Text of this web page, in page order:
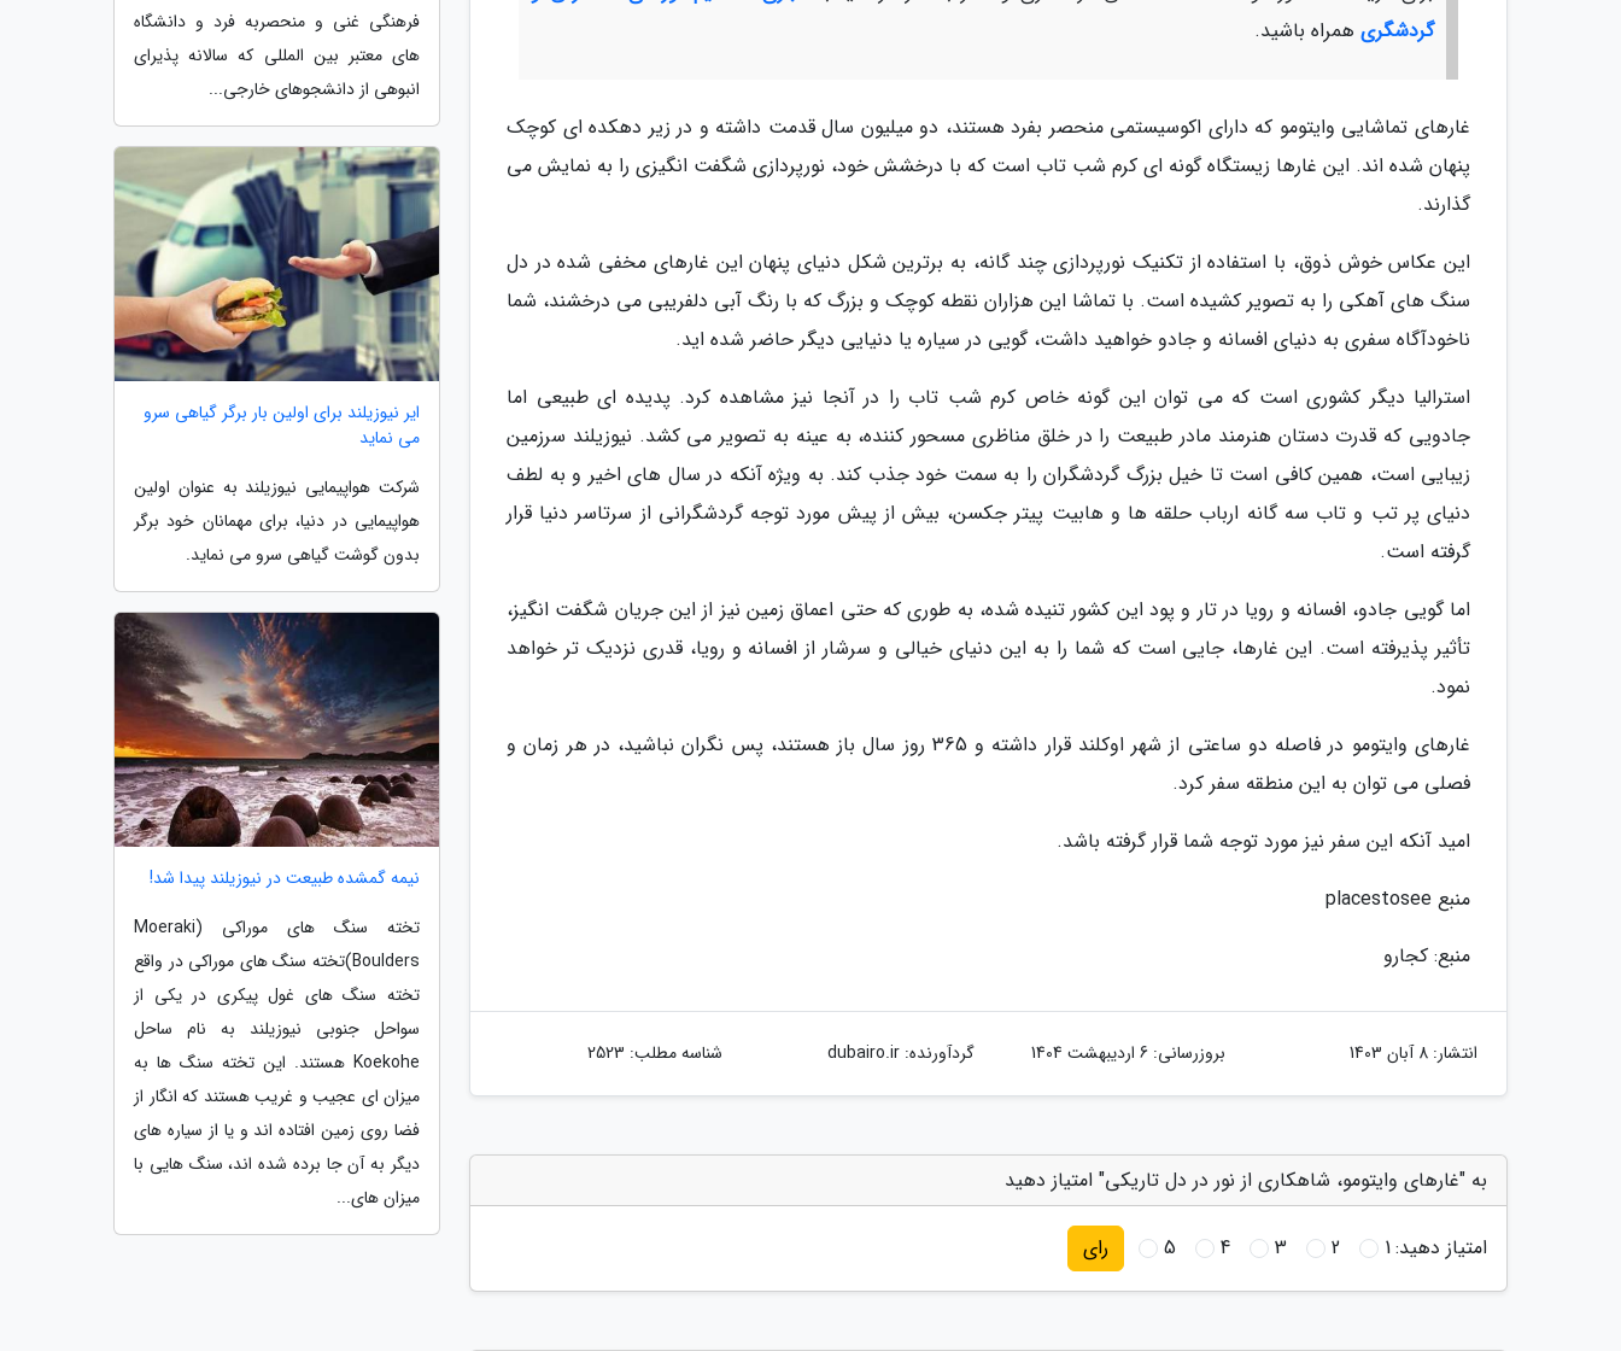
گردشگری همراه باشید.
غارهای تماشایی وایتومو که دارای اکوسیستمی منحصر بفرد هستند، دو میلیون سال قدمت داشته و در زیر دهکده ای کوچک
پنهان شده اند. این غارها زیستگاه گونه ای کرم شب تاب است که با درخشش خود، نورپردازی شگفت انگیزی را به نمایش می
گذارند.
این عکاس خوش ذوق، با استفاده از تکنیک نورپردازی چند گانه، به برترین شکل دنیای پنهان این غارهای مخفی شده در دل
سنگ های آهکی را به تصویر کشیده است. با تماشا این هزاران نقطه کوچک و بزرگ که با رنگ آبی دلفریبی می درخشند، شما
ناخودآگاه سفری به دنیای افسانه و جادو خواهید داشت، گویی در سیاره یا دنیایی دیگر حاضر شده اید.
استرالیا دیگر کشوری است که می توان این گونه خاص کرم شب تاب را در آنجا نیز مشاهده کرد. پدیده ای طبیعی اما
جادویی که قدرت دستان هنرمند مادر طبیعت را در خلق مناظری مسحور کننده، به عینه به تصویر می کشد. نیوزیلند سرزمین
زیبایی است، همین کافی است تا خیل بزرگ گردشگران را به سمت خود جذب کند. به ویژه آنکه در سال های اخیر و به لطف
دنیای پر تب و تاب سه گانه ارباب حلقه ها و هابیت پیتر جکسن، بیش از پیش مورد توجه گردشگرانی از سرتاسر دنیا قرار
گرفته است.
اما گویی جادو، افسانه و رویا در تار و پود این کشور تنیده شده، به طوری که حتی اعماق زمین نیز از این جریان شگفت انگیز،
تأثیر پذیرفته است. این غارها، جایی است که شما را به این دنیای خیالی و سرشار از افسانه و رویا، قدری نزدیک تر خواهد
نمود.
غارهای وایتومو در فاصله دو ساعتی از شهر اوکلند قرار داشته و 365 روز سال باز هستند، پس نگران نباشید، در هر زمان و
فصلی می توان به این منطقه سفر کرد.
امید آنکه این سفر نیز مورد توجه شما قرار گرفته باشد.
منبع placestosee
منبع: کجارو
انتشار: 8 آبان 1403 بروزرسانی: 6 اردیبهشت 1404 گردآورنده:dubairo.ir شناسه مطلب: 2523
به "غارهای وایتومو، شاهکاری از نور در دل تاریکی" امتیاز دهید
امتیاز دهید:1
2
3
4
5 رای
فرهنگی غنی و منحصربه فرد و دانشگاه
های معتبر بین المللی که سالانه پذیرای
انبوهی از دانشجوهای خارجی...
ایر نیوزیلند برای اولین بار برگر گیاهی سرو
می نماید
شرکت هواپیمایی نیوزیلند به عنوان اولین
هواپیمایی در دنیا، برای مهمانان خود برگر
بدون گوشت گیاهی سرو می نماید.
نیمه گمشده طبیعت در نیوزیلند پیدا شد!
تخته سنگ های موراکی (Moeraki
Boulders)تخته سنگ های موراکی در واقع
تخته سنگ های غول پیکری در یکی از
سواحل جنوبی نیوزیلند به نام ساحل
Koekohe هستند. این تخته سنگ ها به
میزان ای عجیب و غریب هستند که انگار از
فضا روی زمین افتاده اند و یا از سیاره های
دیگر به آن جا برده شده اند، سنگ هایی با
میزان های...